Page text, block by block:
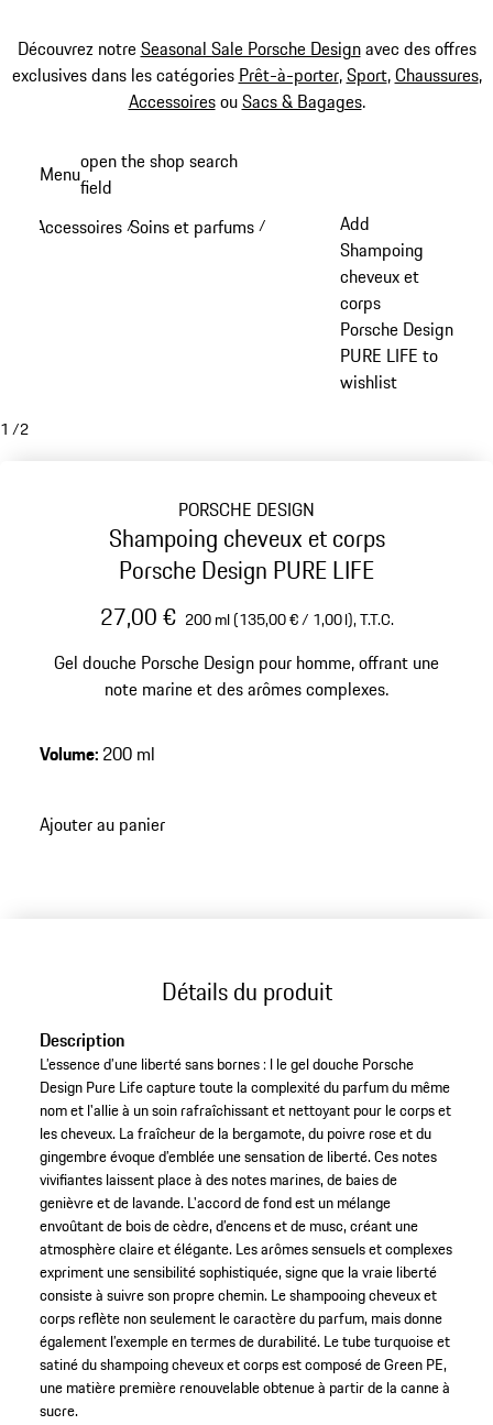
Découvrez notreSeasonal Sale Porsche Designavec des offres
exclusives dans les catégories Prêt-à-porter,Sport,Chaussures,
AccessoiresouSacs & Bagages.
principal
Menuopen the shop search
field
Accessoires /Soins et parfums /
Add
Shampoing
cheveux et
corps
Porsche Design
PURE LIFE to
wishlist
1 /2
PORSCHE DESIGN
Shampoing cheveux et corps
Porsche Design PURE LIFE
27,00 € 200 ml (135,00 € / 1,00 l),T.T.C.
Gel douche Porsche Design pour homme, offrant une
note marine et des arômes complexes.
Volume: 200 ml
Ajouter au panier
Détails du produit
Description
L’essence d’une liberté sans bornes : l le gel douche Porsche
Design Pure Life capture toute la complexité du parfum du même
nom et l'allie à un soin rafraîchissant et nettoyant pour le corps et
les cheveux. La fraîcheur de la bergamote, du poivre rose et du
gingembre évoque d’emblée une sensation de liberté. Ces notes
vivifiantes laissent place à des notes marines, de baies de
genièvre et de lavande. L'accord de fond est un mélange
envoûtant de bois de cèdre, d’encens et de musc, créant une
atmosphère claire et élégante. Les arômes sensuels et complexes
expriment une sensibilité sophistiquée, signe que la vraie liberté
consiste à suivre son propre chemin. Le shampooing cheveux et
corps reflète non seulement le caractère du parfum, mais donne
également l’exemple en termes de durabilité. Le tube turquoise et
satiné du shampoing cheveux et corps est composé de Green PE,
une matière première renouvelable obtenue à partir de la canne à
sucre.